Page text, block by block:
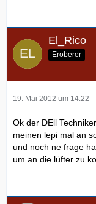
El_Rico
Eroberer
19. Mai 2012 um 14:22
Ok der DEll
meinen lepi mal an
und noch ne frage
um an die lüfter zu